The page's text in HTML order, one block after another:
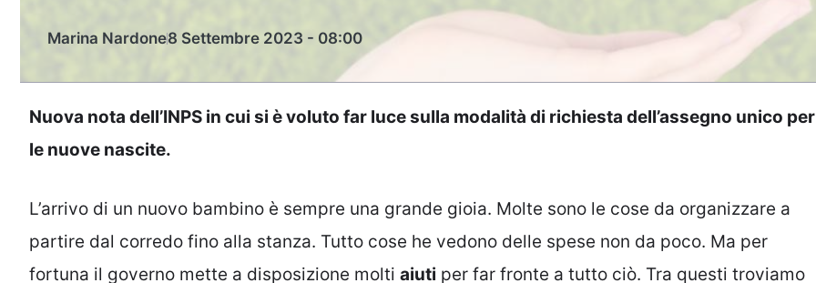
Marina Nardone8 Settembre 2023 - 08:00
Nuova nota dell’INPS in cui si è voluto far luce sulla modalità di richiesta dell’assegno unico per
le nuove nascite.
L’arrivo di un nuovo bambino è sempre una grande gioia. Molte sono le cose da organizzare a
partire dal corredo fino alla stanza. Tutto cose he vedono delle spese non da poco. Ma per
fortuna il governo mette a disposizione molti aiuti per far fronte a tutto ciò. Tra questi troviamo